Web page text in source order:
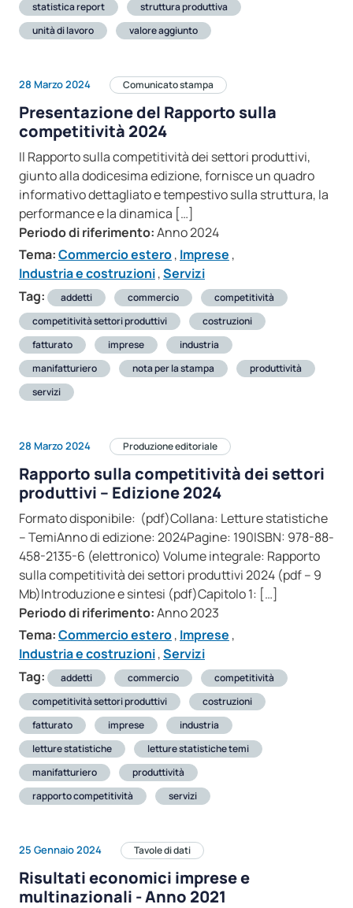
statistica report
struttura produttiva
unità di lavoro
valore aggiunto
28 Marzo 2024 Comunicato stampa
Presentazione del Rapporto sulla
competitività 2024
Il Rapporto sulla competitività dei settori produttivi,
giunto alla dodicesima edizione, fornisce un quadro
informativo dettagliato e tempestivo sulla struttura, la
performance e la dinamica […]
Periodo di riferimento:Anno 2024
Tema:Commercio estero, Imprese ,
Industria e costruzioni,Servizi
Tag:
addetti commercio
competitività
competitività settori produttivi
costruzioni
fatturato
imprese
industria
manifatturiero
nota per la stampa
produttività
servizi
28 Marzo 2024 Produzione editoriale
Rapporto sulla competitività dei settori
produttivi – Edizione 2024
Formato disponibile: (pdf)Collana: Letture statistiche
– TemiAnno di edizione: 2024Pagine: 190ISBN: 978-88-
458-2135-6 (elettronico) Volume integrale: Rapporto
sulla competitività dei settori produttivi 2024 (pdf – 9
Mb)Introduzione e sintesi (pdf)Capitolo 1: […]
Periodo di riferimento:Anno 2023
Tema:Commercio estero, Imprese ,
Industria e costruzioni,Servizi
Tag:
addetti commercio
competitività
competitività settori produttivi
costruzioni
fatturato
imprese
industria
letture statistiche
letture statistiche temi
manifatturiero
produttività
rapporto competitività
servizi
25 Gennaio 2024 Tavole di dati
Risultati economici imprese e
multinazionali - Anno 2021